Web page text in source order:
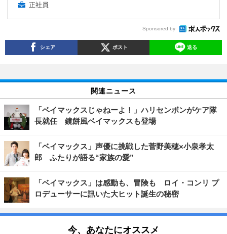
正社員
Sponsored by
シェア ポスト 送る
関連ニュース
「ベイマックスじゃねーよ！」ハリセンボンがケア隊
長就任 鏡餅風ベイマックスも登場
「ベイマックス」声優に挑戦した菅野美穂×小泉孝太
郎 ふたりが語る“家族の愛”
「ベイマックス」は感動も、冒険も ロイ・コンリ プ
ロデューサーに訊いた大ヒット誕生の秘密
今、あなたにオススメ